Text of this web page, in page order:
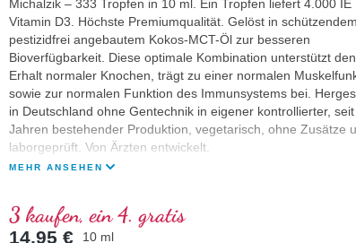
Michalzik – 333 Tropfen in 10 ml. Ein Tropfen liefert 4.000 IE
Vitamin D3. Höchste Premiumqualität. Gelöst in
pestizidfrei angebautem Kokos-MCT-Öl zur besseren
Bioverfügbarkeit. Diese optimale Kombination unterstützt den
Erhalt normaler Knochen, trägt zu einer normalen
sowie zur normalen Funktion des Immunsystems bei.
in Deutschland ohne Gentechnik in eigener kontrollierter,
Jahren bestehender Produktion, vegetarisch, ohne Zusätze
laborgeprüft. Von Ärzten entwickelt.
MEHR ANSEHEN
3 kaufen, ein 4. gratis
14,95 € 10 ml